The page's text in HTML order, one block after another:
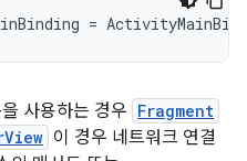
=
사용하는 경우 Fragment
이 경우 네트워크 연결